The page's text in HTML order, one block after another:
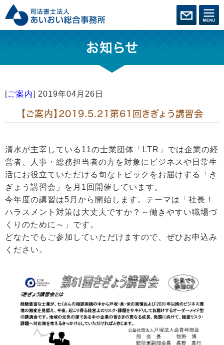
お知らせ
[ご案内] 2019年04月26日
【ご案内】2019.5.21第61回きぎょう講習会
清水が主宰している11の士業団体「LTR」では企業の経
営者、人事・総務担当者の方を対象にビジネスや日常生
活にお役立ていただける旬なトピックをお届けする「き
ぎょう講習会」を月1回開催しています。
今年度の講習は5月から開始します。テーマは「社長！
ハラスメント対策は大丈夫ですか？～働きやすい職場づ
くりのために～」です。
どなたでもご参加していただけますので、ぜひお申込み
ください。